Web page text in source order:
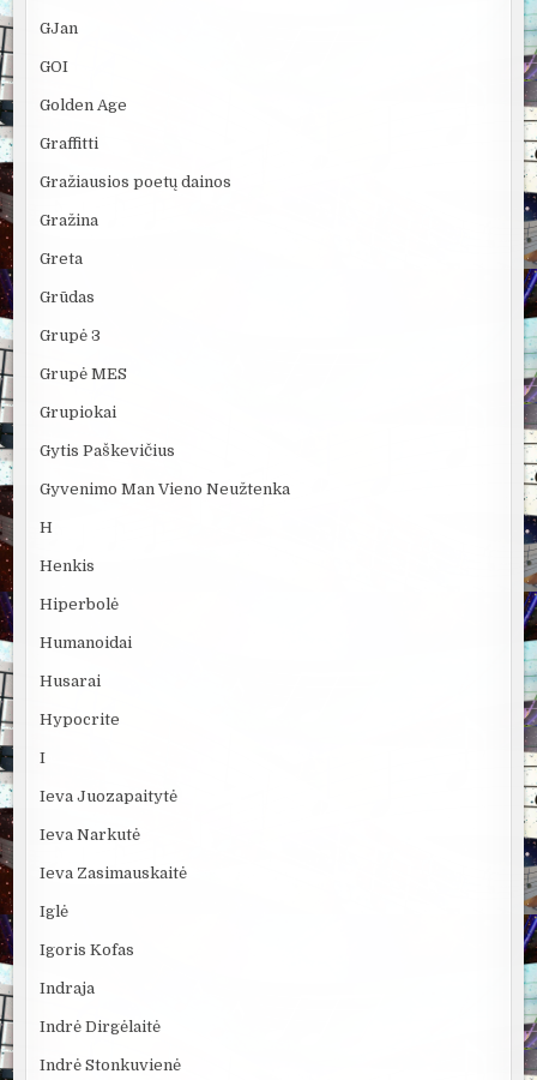
GJan
GOI
Golden Age
Graffitti
Gražiausios poetų dainos
Gražina
Greta
Grūdas
Grupė 3
Grupė MES
Grupiokai
Gytis Paškevičius
Gyvenimo Man Vieno Neužtenka
H
Henkis
Hiperbolė
Humanoidai
Husarai
Hypocrite
I
Ieva Juozapaitytė
Ieva Narkutė
Ieva Zasimauskaitė
Iglė
Igoris Kofas
Indraja
Indrė Dirgėlaitė
Indrė Stonkuvienė